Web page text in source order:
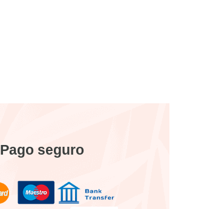
Pago seguro